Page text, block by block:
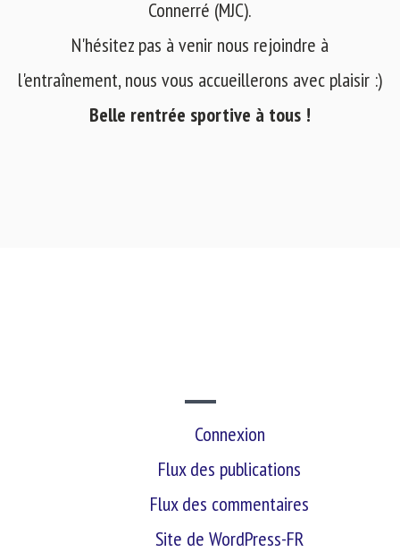
Connerré (MJC).
N'hésitez pas à venir nous rejoindre à
l'entraînement, nous vous accueillerons avec plaisir :)
Belle rentrée sportive à tous !
Connexion
Flux des publications
Flux des commentaires
Site de WordPress-FR